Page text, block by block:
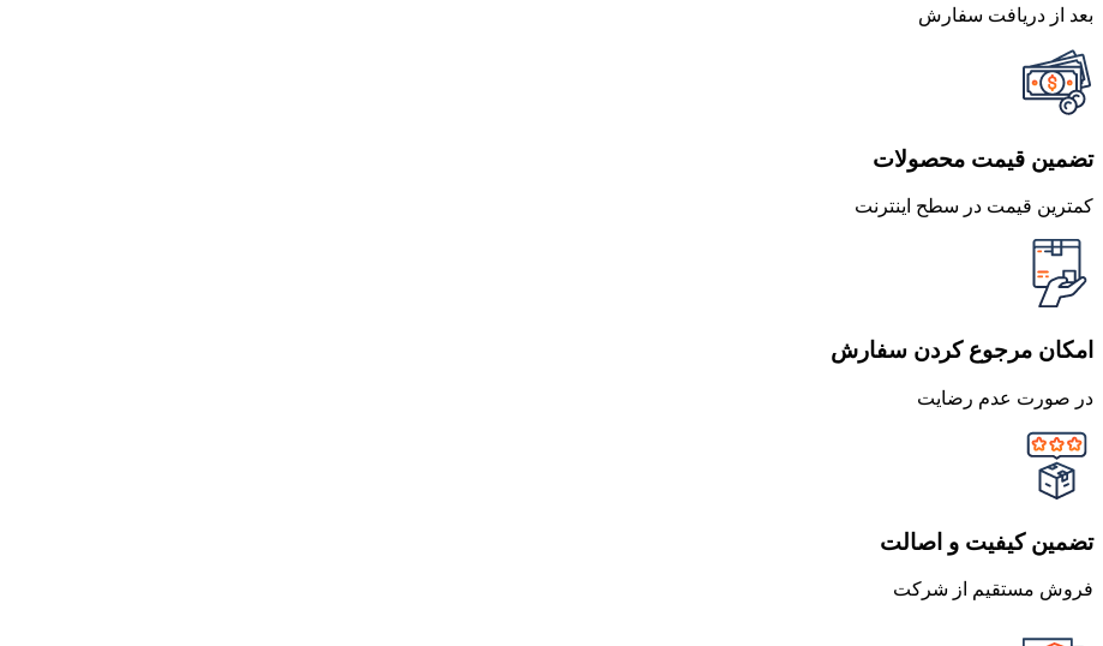
بعد از دریافت سفارش
تضمین قیمت محصولات
کمترین قیمت در سطح اینترنت
امکان مرجوع کردن سفارش
در صورت عدم رضایت
تضمین کیفیت و اصالت
فروش مستقیم از شرکت